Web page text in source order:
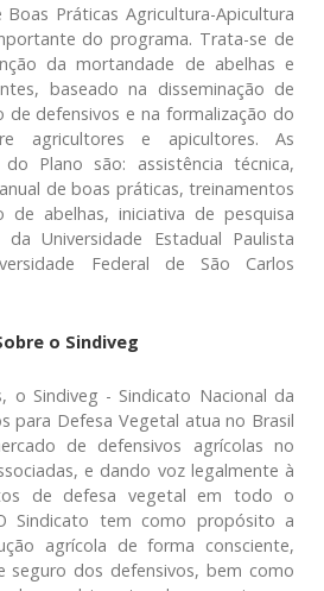
Práticas Agricultura-Apicultura
do programa. Trata-se de
da mortandade de abelhas e
baseado na disseminação de
de defensivos e na formalização do
agricultores e apicultores. As
do Plano são: assistência técnica,
de boas práticas, treinamentos
de abelhas, iniciativa de pesquisa
Universidade Estadual Paulista
Federal de São Carlos
o Sindiveg
o Sindiveg - Sindicato Nacional da
para Defesa Vegetal atua no Brasil
de defensivos agrícolas no
e dando voz legalmente à
de defesa vegetal em todo o
Sindicato tem como propósito a
agrícola de forma consciente,
seguro dos defensivos, bem como